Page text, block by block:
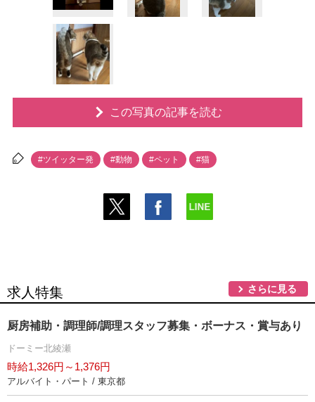
この写真の記事を読む
#ツイッター発 #動物 #ペット #猫
求人特集 さらに見る
厨房補助・調理師/調理スタッフ募集・ボーナス・賞与あり
ドーミー北綾瀬
時給1,326円～1,376円
アルバイト・パート / 東京都